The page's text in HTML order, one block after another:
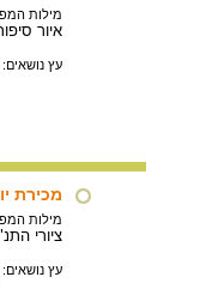
מילות
איור
עץ נושאים:
מכירת
מילות
ציורי התנ"ך של
עץ נושאים: